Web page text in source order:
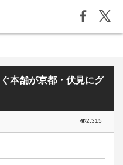
本舗が京都・伏見にグ
2,315